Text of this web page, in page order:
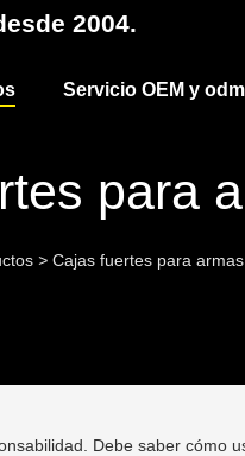
2004.
Servicio OEM y odm
para
> Cajas fuertes para armas
Debe saber cómo